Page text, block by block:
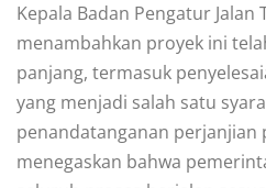
Kepala Badan Pengatur Jalan
menambahkan proyek ini
panjang, termasuk
yang menjadi salah satu
penandatanganan perjanjian
menegaskan bahwa